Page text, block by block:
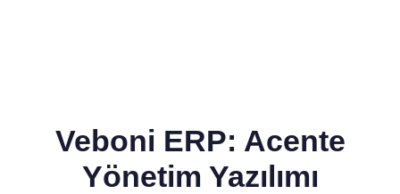
Veboni ERP: Acente
Yönetim Yazılımı